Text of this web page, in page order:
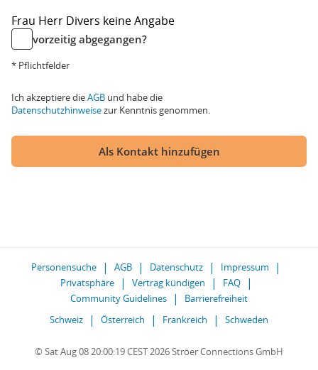
Frau Herr Divers keine Angabe
vorzeitig abgegangen?
* Pflichtfelder
Ich akzeptiere dieAGB und habe die
Datenschutzhinweisezur Kenntnis genommen.
Als Kontakt hinzufügen
Personensuche AGB Datenschutz
Impressum
Privatsphäre
Vertrag kündigen
FAQ
Community Guidelines
Barrierefreiheit
Schweiz
Österreich Frankreich Schweden
© Sat Aug 08 20:00:19 CEST 2026 Ströer Connections GmbH